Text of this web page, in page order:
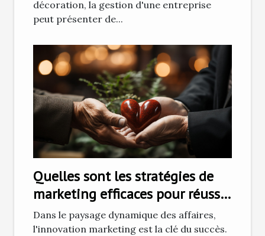
décoration, la gestion d'une entreprise
peut présenter de...
Quelles sont les stratégies de
marketing efficaces pour réussir
à fidéliser les clients ?
Dans le paysage dynamique des affaires,
l'innovation marketing est la clé du succès.